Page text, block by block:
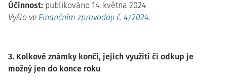
Účinnost: publikováno 14. května 2024
Vyšlo ve Finančním zpravodaji č. 4/2024.
3. Kolkové známky končí, jejich využití či odkup je
možný jen do konce roku